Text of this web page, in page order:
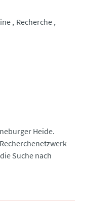
Recherche
Heide.
Suche nach